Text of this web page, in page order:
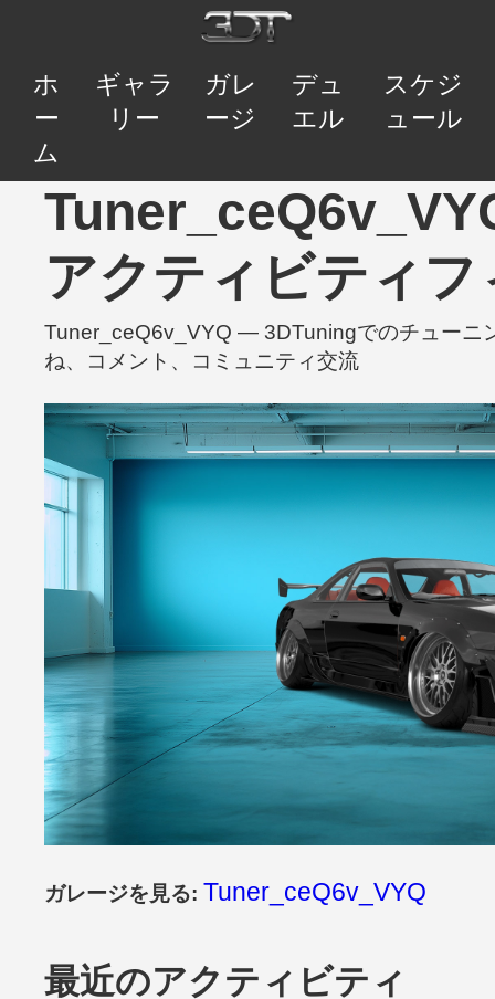
ホ
ー
ム
ギャラ
リー
ガレ
ージ
デュ
エル
スケジ
ュール
アクティビティフ
Tuner_ceQ6v_VYQ — 3DTuningでのチューニ
ね、コメント、コミュニティ交流
ガレージを見る: Tuner_ceQ6v_VYQ
最近のアクティビティ